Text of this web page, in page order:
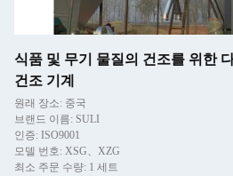
식품 및 무기 물질의 건조를 위한
건조 기계
원래 장소: 중국
브랜드 이름: SULI
인증: ISO9001
모델 번호: XSG、XZG
최소 주문 수량: 1 세트